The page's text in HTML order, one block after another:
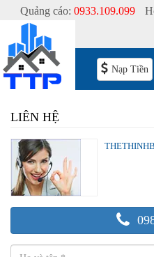
Quảng cáo: 0933.109.099
Nạp Tiền
LIÊN HỆ